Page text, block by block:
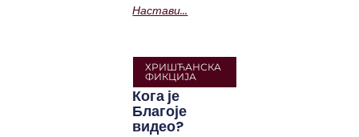
Настави...
ХРИШЋАНСКА
ФИКЦИЈА
Кога је
Благоје
видео?